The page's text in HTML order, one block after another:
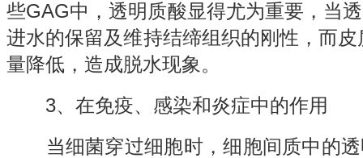
些GAG中，透明质酸显得尤为重要，当
进水的保留及维持结缔组织的刚性，而
量降低，造成脱水现象。
3、在免疫、感染和炎症中的作用
当细菌穿过细胞时，细胞间质中的透